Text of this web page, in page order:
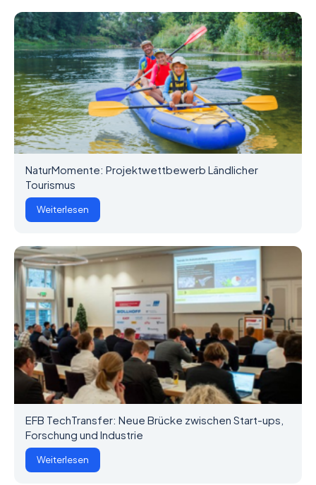
NaturMomente: Projektwettbewerb Ländlicher
Tourismus
Weiterlesen
EFB TechTransfer: Neue Brücke zwischen Start-ups,
Forschung und Industrie
Weiterlesen